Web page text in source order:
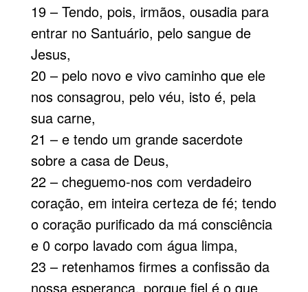
19 – Tendo, pois, irmãos, ousadia para
entrar no Santuário, pelo sangue de
Jesus,
20 – pelo novo e vivo caminho que ele
nos consagrou, pelo véu, isto é, pela
sua carne,
21 – e tendo um grande sacerdote
sobre a casa de Deus,
22 – cheguemo-nos com verdadeiro
coração, em inteira certeza de fé; tendo
o coração purificado da má consciência
e 0 corpo lavado com água limpa,
23 – retenhamos firmes a confissão da
nossa esperança, porque fiel é o que